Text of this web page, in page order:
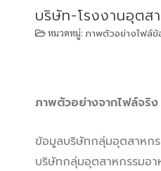
ภาพตัวอย่าง
วิธีสั่งซื้อและรับข้อมูล
บริษัท-โรงงานอุตส
หมวดหมู่: ภาพตัวอย่างไฟล์ข้
ภาพตัวอย่างจากไฟล์จริง
ข้อมูลบริษัทกลุ่มอุตสาหก
บริษัทกลุ่มอุตสาหกรรมอ